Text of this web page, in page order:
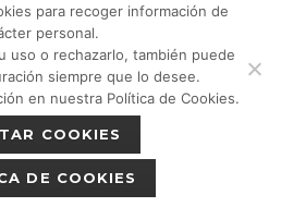
|
de Menores CPM”|
para recoger información de
personal.
uso o rechazarlo, también puede
siempre que lo desee.
en nuestra Política de Cookies.
COOKIES
DE COOKIES